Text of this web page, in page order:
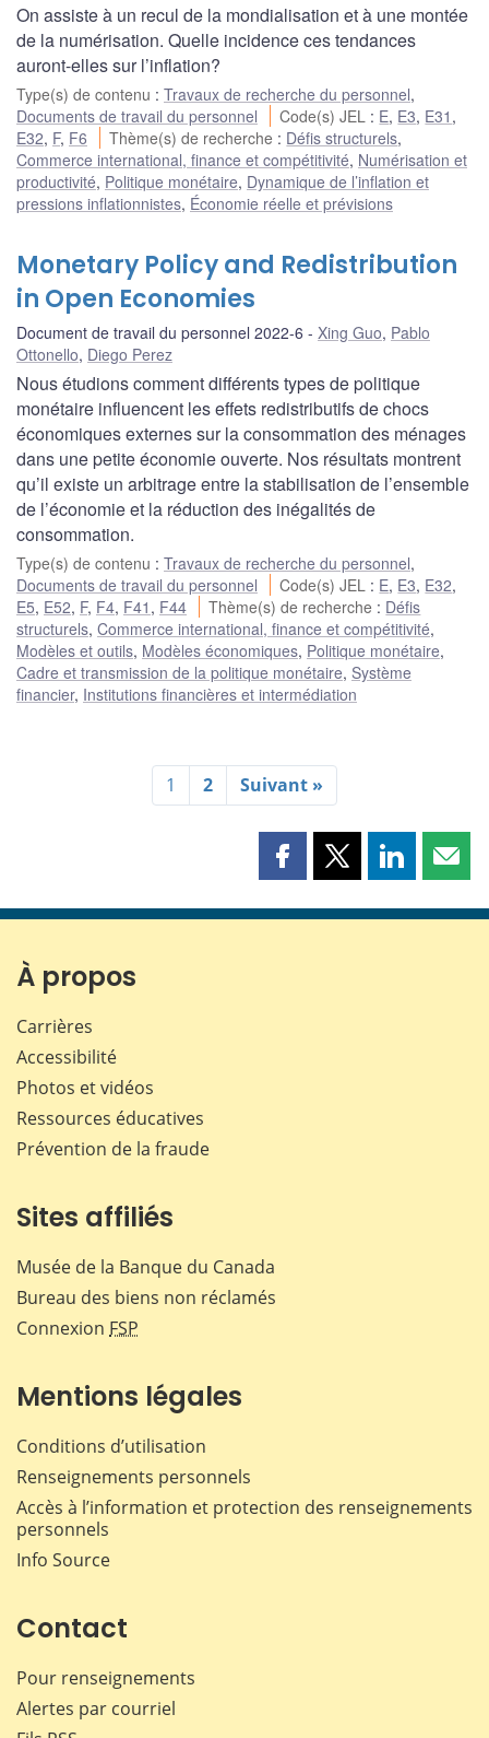
On assiste à un recul de la mondialisation et à une montée
de la numérisation. Quelle incidence ces tendances
auront-elles sur l’inflation?
Type(s) de contenu : Travaux de recherche du personnel,
Documents de travail du personnel
Code(s) JEL : E, E3, E31 ,
E32, F, F6 Thème(s) de recherche : Défis structurels,
Commerce international, finance et compétitivité, Numérisation et
productivité, Politique monétaire, Dynamique de l’inflation et
pressions inflationnistes, Économie réelle et prévisions
Monetary Policy and Redistribution
in Open Economies
Document de travail du personnel 2022-6 Xing Guo, Pablo
Ottonello, Diego Perez
Nous étudions comment différents types de politique
monétaire influencent les effets redistributifs de chocs
économiques externes sur la consommation des ménages
dans une petite économie ouverte. Nos résultats montrent
qu’il existe un arbitrage entre la stabilisation de l’ensemble
de l’économie et la réduction des inégalités de
consommation.
Type(s) de contenu : Travaux de recherche du personnel,
Documents de travail du personnel
Code(s) JEL : E, E3, E32,
E5, E52, F, F4, F41 , F44 Thème(s) de recherche : Défis
structurels, Commerce international, finance et compétitivité,
Modèles et outils, Modèles économiques, Politique monétaire,
Cadre et transmission de la politique monétaire, Système
financier, Institutions financières et intermédiation
1 2 Suivant »
Partager
page
Partager
page
Partager
page page
À propos
Carrières
Accessibilité
Photos et vidéos
Ressources éducatives
Prévention de la fraude
Sites affiliés
Musée de la Banque du Canada
Bureau des biens non réclamés
Connexion FSP
Mentions légales
Conditions d’utilisation
Renseignements personnels
Accès à l’information et protection des renseignements
personnels
Info Source
Contact
Pour renseignements
Alertes par courriel